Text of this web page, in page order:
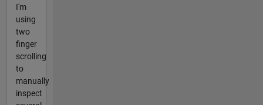
I'm
using
two
finger
scrolling
to
manually
inspect